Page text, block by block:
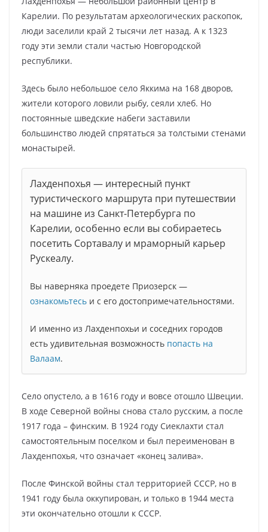
Карелии. По результатам археологических раскопок,
люди заселили край 2 тысячи лет назад. А к 1323
году эти земли стали частью Новгородской
республики.
Здесь было небольшое село Яккима на 168 дворов,
жители которого ловили рыбу, сеяли хлеб. Но
постоянные шведские набеги заставили
большинство людей спрятаться за толстыми стенами
монастырей.
Лахденпохья — интересный пункт
туристического маршрута при путешествии
на машине из Санкт-Петербурга по
Карелии, особенно если вы собираетесь
посетить Сортавалу и мраморный карьер
Рускеалу.
Вы наверняка проедете Приозерск —
ознакомьтесьи с его достопримечательностями.
И именно из Лахденпохьи и соседних городов
есть удивительная возможность попасть на
Валаам.
Село опустело, а в 1616 году и вовсе отошло Швеции.
В ходе Северной войны снова стало русским, а после
1917 года – финским. В 1924 году Сиеклахти стал
самостоятельным поселком и был переименован в
Лахденпохья, что означает «конец залива».
После Финской войны стал территорией СССР, но в
1941 году была оккупирован, и только в 1944 места
эти окончательно отошли к СССР.